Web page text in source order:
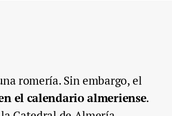
romería. Sin embargo, el
el calendario almeriense.